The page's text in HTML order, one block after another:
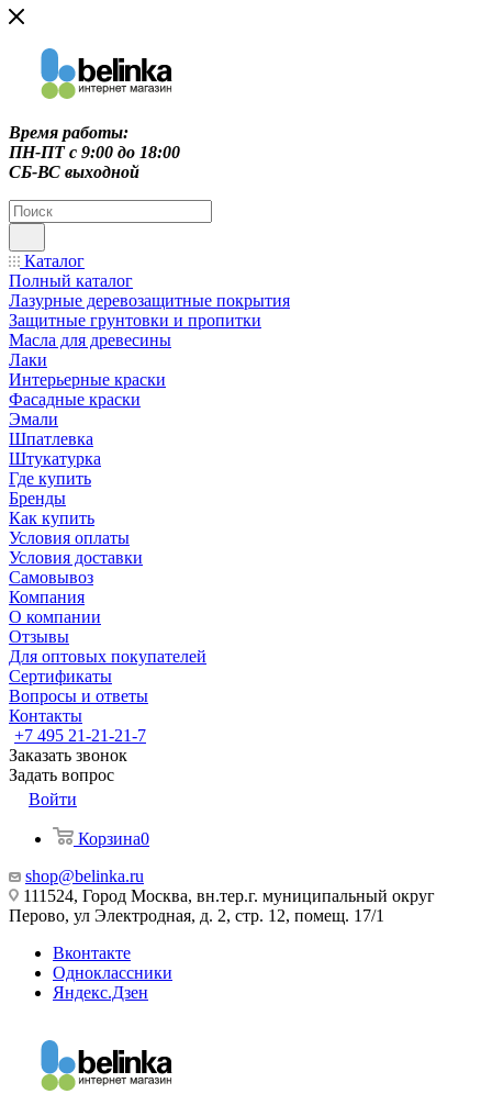
Время работы:
ПН-ПТ c 9:00 до 18:00
СБ-ВС выходной
Каталог
Полный каталог
Лазурные деревозащитные покрытия
Защитные грунтовки и пропитки
Масла для древесины
Лаки
Интерьерные краски
Фасадные краски
Эмали
Шпатлевка
Штукатурка
Где купить
Бренды
Как купить
Условия оплаты
Условия доставки
Самовывоз
Компания
О компании
Отзывы
Для оптовых покупателей
Сертификаты
Вопросы и ответы
Контакты
+7 495 21-21-21-7
Заказать звонок
Задать вопрос
Войти
Корзина0
shop@belinka.ru
111524, Город Москва, вн.тер.г. муниципальный округ
Перово, ул Электродная, д. 2, стр. 12, помещ. 17/1
Вконтакте
Одноклассники
Яндекс.Дзен